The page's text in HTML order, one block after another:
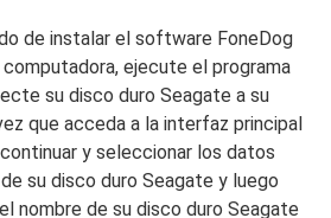
de instalar el software FoneDog
ejecute el programa
su disco duro Seagate a su
que acceda a la interfaz principal
y seleccionar los datos
su disco duro Seagate y luego
nombre de su disco duro Seagate